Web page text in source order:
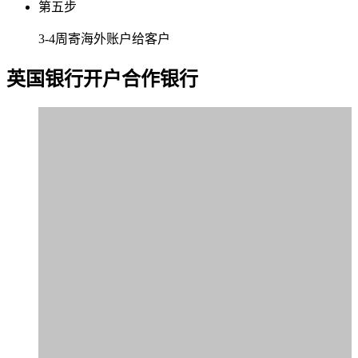
第五步
3-4周寄海外账户给客户
英国银行开户合作银行